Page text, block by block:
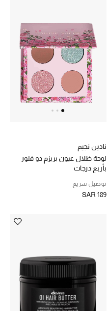
نادين نجيم
لوحة ظلال عيون بريزم دو فلور
بأربع درجات
توصيل سريع
SAR 189